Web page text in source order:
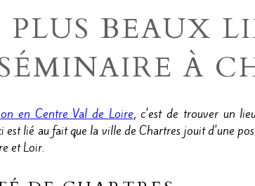
PLUS BEAUX
À
en Centre Val de Loire, c'est de trouver un
lié au fait que la ville de Chartres jouit d'une
et Loir.